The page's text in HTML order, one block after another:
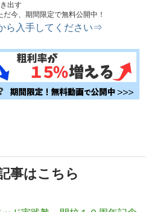
き出す
今、期間限定で無料公開中！
ら入手してください⇒
事はこちら